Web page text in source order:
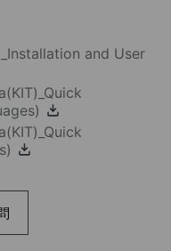
and User